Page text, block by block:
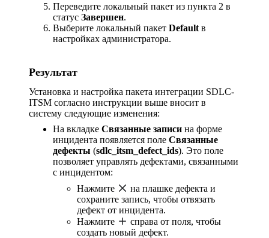
Переведите локальный пакет из пункта 2 в
статус Завершен.
Выберите локальный пакет Default в
настройках администратора.
Результат
Установка и настройка пакета интеграции SDLC-
ITSM согласно инструкции выше вносит в
систему следующие изменения:
На вкладке Связанные записи на форме
инцидента появляется поле Связанные
дефекты (sdlc_itsm_defect_ids). Это поле
позволяет управлять дефектами, связанными
с инцидентом:
Нажмите
на плашке дефекта и
сохраните запись, чтобы отвязать
дефект от инцидента.
Нажмите
справа от поля, чтобы
создать новый дефект.